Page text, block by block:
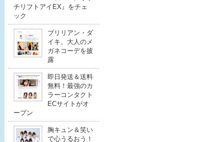
チリフトアイEX』をチェ
ック
ブリリアン・ダ
イキ、大人のメ
ガネコーデを披
露
即日発送＆送料
無料！最強のカ
ラーコンタクト
ECサイトがオ
ープン
胸キュン＆笑い
で心うるおう！